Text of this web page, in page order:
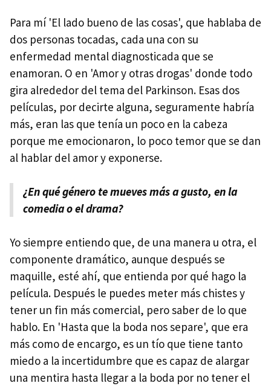
Para mí 'El lado bueno de las cosas', que hablaba de
dos personas tocadas, cada una con su
enfermedad mental diagnosticada que se
enamoran. O en 'Amor y otras drogas' donde todo
gira alrededor del tema del Parkinson. Esas dos
películas, por decirte alguna, seguramente habría
más, eran las que tenía un poco en la cabeza
porque me emocionaron, lo poco temor que se dan
al hablar del amor y exponerse.
¿En qué género te mueves más a gusto, en la
comedia o el drama?
Yo siempre entiendo que, de una manera u otra, el
componente dramático, aunque después se
maquille, esté ahí, que entienda por qué hago la
película. Después le puedes meter más chistes y
tener un fin más comercial, pero saber de lo que
hablo. En 'Hasta que la boda nos separe', que era
más como de encargo, es un tío que tiene tanto
miedo a la incertidumbre que es capaz de alargar
una mentira hasta llegar a la boda por no tener el